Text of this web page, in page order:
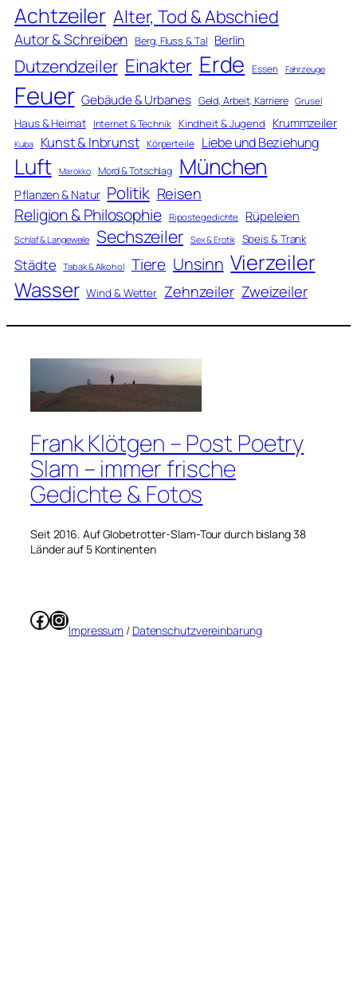
Achtzeiler Alter, Tod & Abschied
Autor & Schreiben Berg, Fluss & Tal Berlin
Dutzendzeiler Einakter Erde Essen Fahrzeuge
Feuer Gebäude & Urbanes Geld, Arbeit, Karriere Grusel
Haus & Heimat Internet & Technik Kindheit & Jugend Krummzeiler
Kuba Kunst & Inbrunst Körperteile Liebe und Beziehung
Luft Marokko Mord & Totschlag München
Pflanzen & Natur Politik Reisen
Religion & Philosophie Ripostegedichte Rüpeleien
Schlaf & Langeweile Sechszeiler Sex & Erotik Speis & Trank
Städte Tabak & Alkohol Tiere Unsinn Vierzeiler
Wasser Wind & Wetter Zehnzeiler Zweizeiler
Frank Klötgen – Post Poetry
Slam – immer frische
Gedichte & Fotos
Seit 2016. Auf Globetrotter-Slam-Tour durch bislang 38
Länder auf 5 Kontinenten
Facebook
Instagram
Impressum / Datenschutzvereinbarung